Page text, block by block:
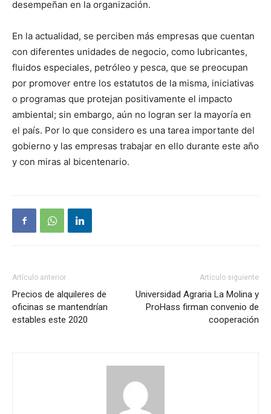
desempeñan en la organización.
En la actualidad, se perciben más empresas que cuentan
con diferentes unidades de negocio, como lubricantes,
fluidos especiales, petróleo y pesca, que se preocupan
por promover entre los estatutos de la misma, iniciativas
o programas que protejan positivamente el impacto
ambiental; sin embargo, aún no logran ser la mayoría en
el país. Por lo que considero es una tarea importante del
gobierno y las empresas trabajar en ello durante este año
y con miras al bicentenario.
Artículo anterior
Precios de alquileres de
oficinas se mantendrían
estables este 2020
Artículo siguiente
Universidad Agraria La Molina y
ProHass firman convenio de
cooperación